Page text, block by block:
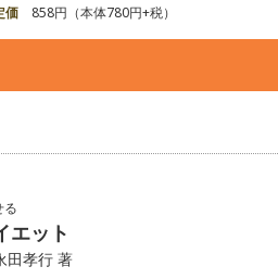
価
858円（本体780円+税）
る
エット
田孝行 著